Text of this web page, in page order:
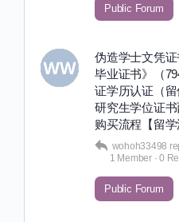
Public Forum
伪造学士文凭
毕业证书》（
证学历认证（
研究生学位证
购买流程【留学
wohoh33498
1 Member · 0
Public Forum